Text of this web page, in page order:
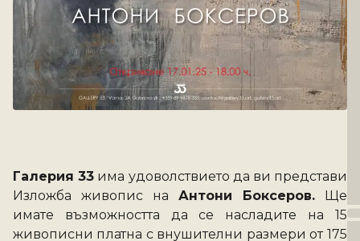
Галерия 33 има удоволствието да ви представи
Изложба живопис на Антони Боксеров. Ще
имате възможността да се насладите на 15
живописни платна с внушителни размери от 175